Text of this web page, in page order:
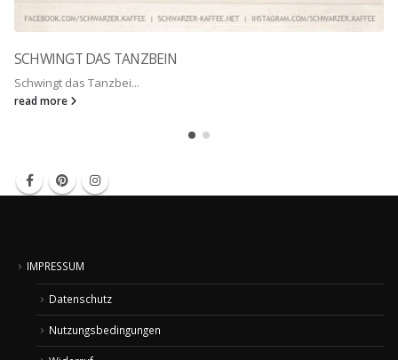
SCHWINGT DAS TANZBEIN
Schwingt das Tanzbei...
read more
IMPRESSUM
Datenschutz
Nutzungsbedingungen